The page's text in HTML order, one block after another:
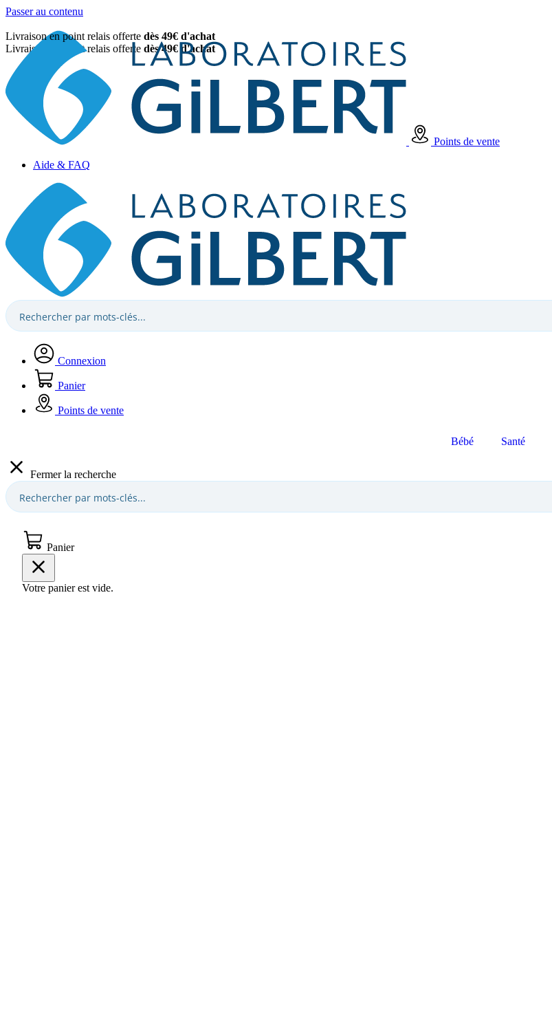
Passer au contenu
Livraison en point relais offerte dès 49€ d'achat
Livraison en point relais offerte dès 49€ d'achat
Points de vente
Aide & FAQ
Connexion
Panier
Points de vente
Bébé Santé
Fermer la recherche
Panier
Votre panier est vide.